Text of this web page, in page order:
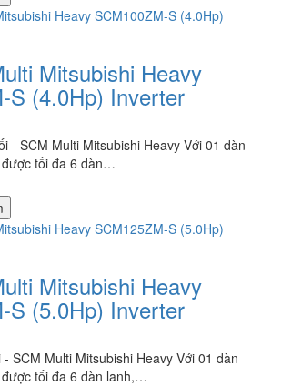
Mitsubishi Heavy
S (4.0Hp) Inverter
- SCM Multi Mitsubishi Heavy Với 01 dàn
tối đa 6 dàn…
Mitsubishi Heavy
S (5.0Hp) Inverter
SCM Multi Mitsubishi Heavy Với 01 dàn
tối đa 6 dàn lanh,…